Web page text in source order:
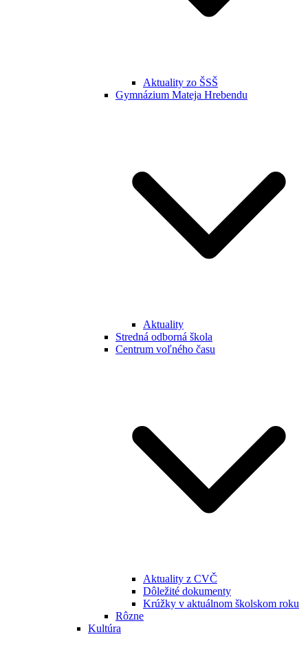
Aktuality zo ŠSŠ
Gymnázium Mateja Hrebendu
Aktuality
Stredná odborná škola
Centrum voľného času
Aktuality z CVČ
Dôležité dokumenty
Krúžky v aktuálnom školskom roku
Rôzne
Kultúra